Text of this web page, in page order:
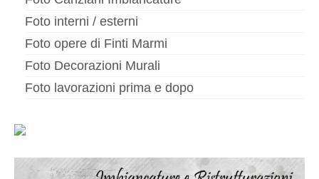
Foto interni / esterni
Foto opere di Finti Marmi
Foto Decorazioni Murali
Foto lavorazioni prima e dopo